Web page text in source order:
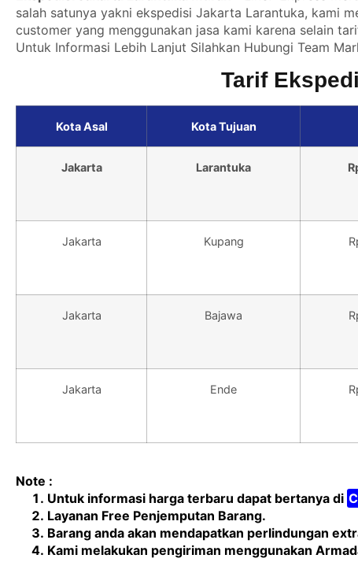
salah satunya yakni ekspedisi Jakarta Larantuka, kami
customer yang menggunakan jasa kami karena selain
Untuk Informasi Lebih Lanjut Silahkan Hubungi Team
Tarif
Kota Asal Kota Tujuan
Jakarta Larantuka
Jakarta Kupang
Jakarta Bajawa
Jakarta Ende
Note :
Untuk informasi harga terbaru dapat bertanya di
Layanan Free Penjemputan Barang.
Barang anda akan mendapatkan perlindungan
Kami melakukan pengiriman menggunakan